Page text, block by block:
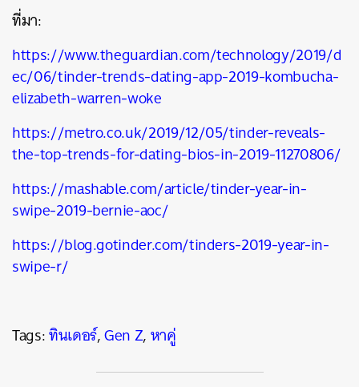
ที่มา:
https://www.theguardian.com/technology/2019/d
ec/06/tinder-trends-dating-app-2019-kombucha-
elizabeth-warren-woke
https://metro.co.uk/2019/12/05/tinder-reveals-
the-top-trends-for-dating-bios-in-2019-11270806/
https://mashable.com/article/tinder-year-in-
swipe-2019-bernie-aoc/
https://blog.gotinder.com/tinders-2019-year-in-
swipe-r/
Tags:ทินเดอร์,Gen Z,หาคู่